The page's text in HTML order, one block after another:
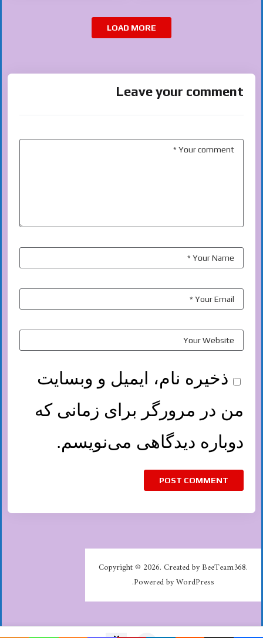
LOAD MORE
Leave your comment
ذخیره نام، ایمیل و وبسایت
من در مرورگر برای زمانی که
دوباره دیدگاهی می‌نویسم.
Copyright © 2026. Created by BeeTeam368.
Powered by WordPress.